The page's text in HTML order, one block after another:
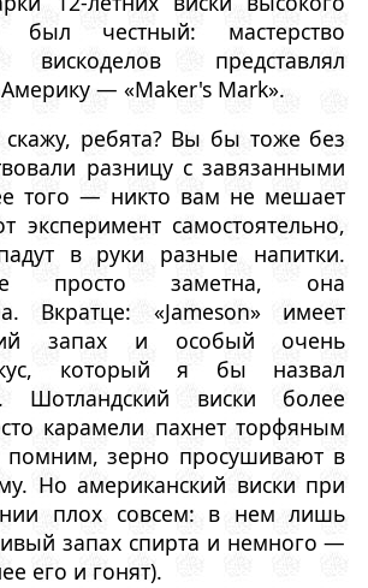
был честный: мастерство
вискоделов представлял
— «Maker's Mark».
ребята? Вы бы тоже без
разницу с завязанными
того — никто вам не мешает
эксперимент самостоятельно,
в руки разные напитки.
просто заметна, она
Вкратце: «Jameson» имеет
запах и особый очень
который я бы назвал
Шотландский виски более
карамели пахнет торфяным
зерно просушивают в
Но американский виски при
плох совсем: в нем лишь
запах спирта и немного —
его и гонят).